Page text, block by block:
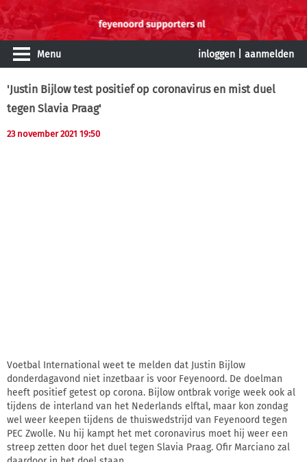
Menu inloggen aanmelden
'Justin Bijlow test positief op coronavirus en mist duel
tegen Slavia Praag'
23 november 2021 19:50
Voetbal International weet te melden dat Justin Bijlow
donderdagavond niet inzetbaar is voor Feyenoord. De doelman
heeft positief getest op corona. Bijlow ontbrak vorige week ook al
tijdens de interland van het Nederlands elftal, maar kon zondag
wel weer keepen tijdens de thuiswedstrijd van Feyenoord tegen
PEC Zwolle. Nu hij kampt het met coronavirus moet hij weer een
streep zetten door het duel tegen Slavia Praag. Ofir Marciano zal